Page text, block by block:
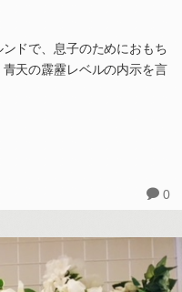
ドで、息子のためにおもち
天の霹靂レベルの内示を言
0